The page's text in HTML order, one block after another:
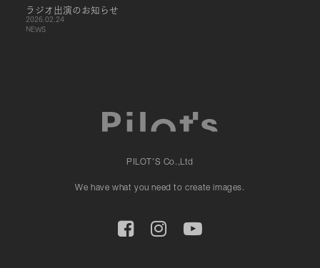
ラジオ出演のお知らせ
2026.02.24
NEWS
PILOT'S Co.,Ltd
We have what you need to create images.